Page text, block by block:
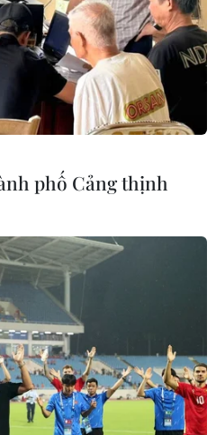
sau khi Thủ môn Kim Thanh
11m. (Ảnh: TTXVN phát)
phố Cảng thịnh